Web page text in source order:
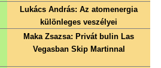
Lukács András: Az atomenergia
különleges veszélyei
Maka Zsazsa: Privát bulin Las
Vegasban Skip Martinnal